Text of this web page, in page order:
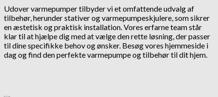
Udover varmepumper tilbyder vi et omfattende udvalg af
tilbehør, herunder stativer og varmepumpeskjulere, som sikrer
en æstetisk og praktisk installation. Vores erfarne team står
klar til at hjælpe dig med at vælge den rette løsning, der passer
til dine specifikke behov og ønsker. Besøg vores hjemmeside i
dag og find den perfekte varmepumpe og tilbehør til dit hjem.